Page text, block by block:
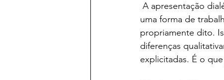
A apresentação
uma forma de
propriamente dito.
diferenças
explicitadas. É o